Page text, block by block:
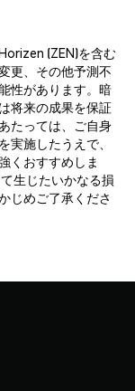
(ZEN)を含む
更、その他予測不
性があります。暗
将来の成果を保証
たっては、ご自身
実施したうえで、
くおすすめしま
生じたいかなる損
じめご了承くださ